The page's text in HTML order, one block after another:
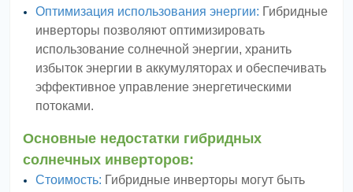
Оптимизация использования энергии: Гибридные
инверторы позволяют оптимизировать
использование солнечной энергии, хранить
избыток энергии в аккумуляторах и обеспечивать
эффективное управление энергетическими
потоками.
Основные недостатки гибридных
солнечных инверторов:
Стоимость: Гибридные инверторы могут быть